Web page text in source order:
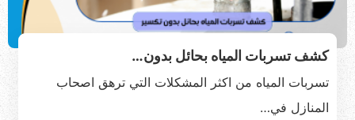
كشف تسربات المياه بحائل بدون…
تسربات المياه من اكثر المشكلات التي ترهق اصحاب
المنازل في…